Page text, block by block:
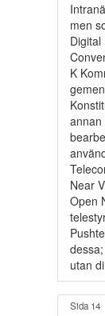
men
K
annan
Near
Open
utan
Sida 14